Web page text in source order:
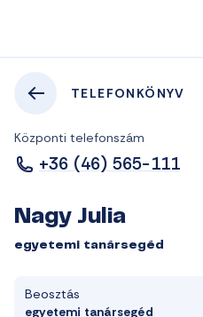
TELEFONKÖNYV
Központi telefonszám
+36 (46) 565-111
Nagy Julia
egyetemi tanársegéd
Beosztás
egyetemi tanársegéd